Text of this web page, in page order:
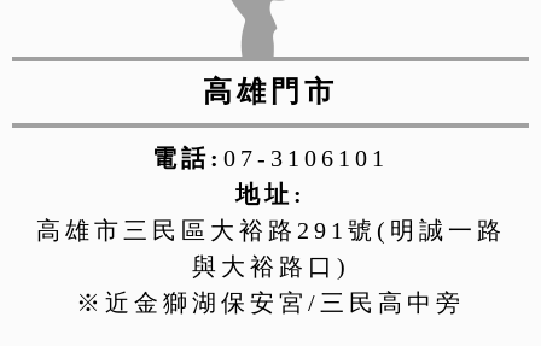
高雄門市
電話: 07-3106101
地址:
高雄市三民區大裕路291號(明誠一路
與大裕路口)
※近金獅湖保安宮/三民高中旁